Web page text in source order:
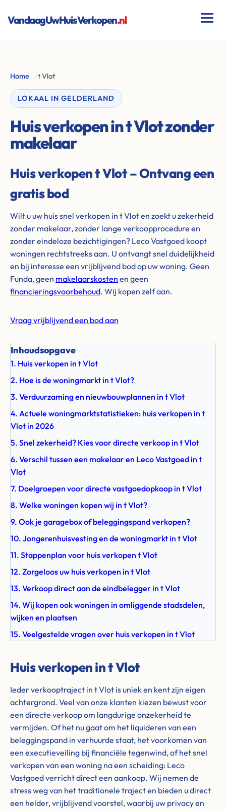
VandaagUwHuisVerkopen.nl
Home /t Vlot
LOKAAL IN GELDERLAND
Huis verkopen in t Vlot zonder
makelaar
Huis verkopen t Vlot – Ontvang een
gratis bod
Wilt u uw huis snel verkopen in t Vlot en zoekt u zekerheid
zonder makelaar, zonder lange verkoopprocedure en
zonder eindeloze bezichtigingen? Leco Vastgoed koopt
woningen rechtstreeks aan. U ontvangt snel duidelijkheid
en bij interesse een vrijblijvend bod op uw woning. Geen
Funda, geen makelaarskosten en geen
financieringsvoorbehoud. Wij kopen zelf aan.
Vraag vrijblijvend een bod aan
Inhoudsopgave
1. Huis verkopen in t Vlot
2. Hoe is de woningmarkt in t Vlot?
3. Verduurzaming en nieuwbouwplannen in t Vlot
4. Actuele woningmarktstatistieken: huis verkopen in t
Vlot in 2026
5. Snel zekerheid? Kies voor directe verkoop in t Vlot
6. Verschil tussen een makelaar en Leco Vastgoed in t
Vlot
7. Doelgroepen voor directe vastgoedopkoop in t Vlot
8. Welke woningen kopen wij in t Vlot?
9. Ook je garagebox of beleggingspand verkopen?
10. Jongerenhuisvesting en de woningmarkt in t Vlot
11. Stappenplan voor huis verkopen t Vlot
12. Zorgeloos uw huis verkopen in t Vlot
13. Verkoop direct aan de eindbelegger in t Vlot
14. Wij kopen ook woningen in omliggende stadsdelen,
wijken en plaatsen
15. Veelgestelde vragen over huis verkopen in t Vlot
Huis verkopen in t Vlot
Ieder verkooptraject in t Vlot is uniek en kent zijn eigen
achtergrond. Veel van onze klanten kiezen bewust voor
een directe verkoop om langdurige onzekerheid te
vermijden. Of het nu gaat om het liquideren van een
beleggingspand in verhuurde staat, het voorkomen van
een executieveiling bij financiële tegenwind, of het snel
verkopen van een woning na een scheiding: Leco
Vastgoed verricht direct een aankoop. Wij nemen de
stress weg van het traditionele traject en bieden u direct
een helder, vrijblijvend voorstel, waarbij uw privacy en